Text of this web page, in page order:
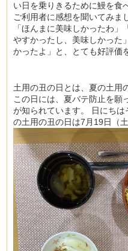
い日を乗りきるために鰻を食
ご利用者に感想を聞いてみま
「ほんまに美味しかったわ
やすかったし、美味しかった
かったよ」と、とても好評価
土用の丑の日とは、夏の土用
この日には、夏バテ防止を願
が知られています。 日にち
の土用の丑の日は7月19日（